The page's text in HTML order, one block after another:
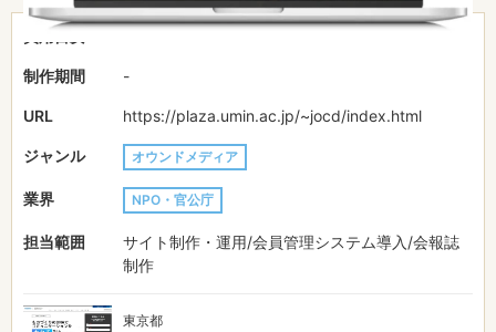
制作期間 -
URL https://plaza.umin.ac.jp/~jocd/index.html
ジャンル オウンドメディア
業界 NPO・官公庁
担当範囲
サイト制作・運用/会員管理システム導入/会報誌
制作
東京都